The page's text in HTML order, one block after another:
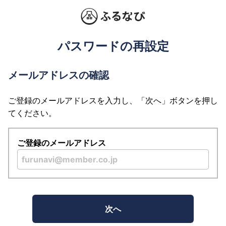
パスワードの再設定
メールアドレスの確認
ご登録のメールアドレスを入力し、「次へ」ボタンを押し
てください。
ご登録のメールアドレス